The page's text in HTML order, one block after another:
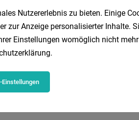
m.b.H.
Nutzererlebnis zu bieten. Einige
zur Anzeige personalisierter Inhalte.
Einstellungen womöglich nicht
.
Einstellungen